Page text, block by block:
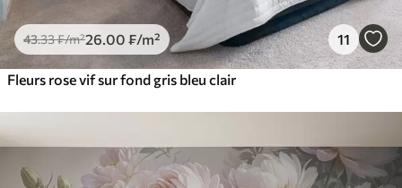
43.33₣/m²26 .00 ₣/m² 11
Fleurs rose vif sur fond gris bleu clair